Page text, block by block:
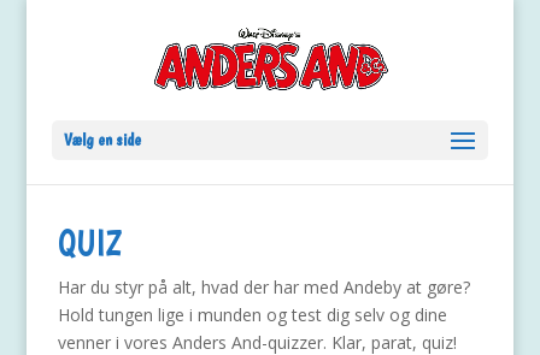
Vælg en side
QUIZ
Har du styr på alt, hvad der har med Andeby at gøre?
Hold tungen lige i munden og test dig selv og dine
venner i vores Anders And-quizzer. Klar, parat, quiz!